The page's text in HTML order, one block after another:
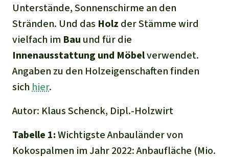
Unterstände, Sonnenschirme an den
Stränden. Und das Holz der Stämme wird
vielfach im Bau und für die
Innenausstattung und Möbelverwendet.
Angaben zu den Holzeigenschaften finden
sich hier.
Autor: Klaus Schenck, Dipl.-Holzwirt
Tabelle 1:Wichtigste Anbauländer von
Kokospalmen im Jahr 2022: Anbaufläche (Mio.